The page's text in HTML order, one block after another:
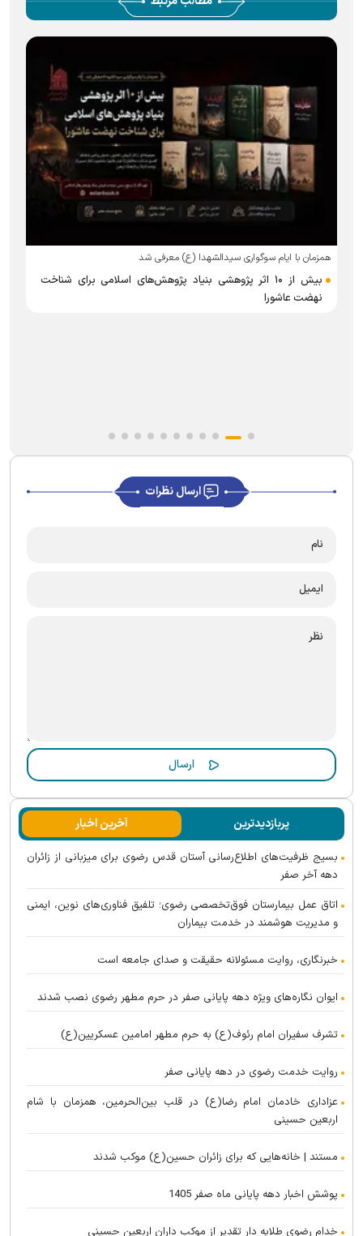
همزمان با ایام سوگواری سیدالشهدا (ع) معرفی شد
بیش از ۱۰ اثر پژوهشی بنیاد پژوهش‌های اسلامی برای شناخت
نهضت عاشورا
ارسال نظرات
پربازدیدترین آخرین اخبار
بسیج ظرفیت‌های اطلاع‌رسانی آستان قدس رضوی برای میزبانی از زائران
دهه آخر صفر
اتاق عمل بیمارستان فوق‌تخصصی رضوی؛ تلفیق فناوری‌های نوین، ایمنی
و مدیریت هوشمند در خدمت بیماران
خبرنگاری، روایت مسئولانه حقیقت و صدای جامعه است
ایوان نگاره‌های ویژه دهه پایانی صفر در حرم مطهر رضوی نصب شدند
تشرف سفیران امام رئوف(ع) به حرم مطهر امامین عسکریین(ع)
روایت خدمت رضوی در دهه پایانی صفر
عزاداری خادمان امام رضا(ع) در قلب بین‌الحرمین، همزمان با شام
اربعین حسینی
مستند | خانه‌هایی که برای زائران حسین(ع) موکب شدند
پوشش اخبار دهه پایانی ماه صفر 1405
خدام رضوی طلایه دار تقدیر از موکب داران اربعین حسینی